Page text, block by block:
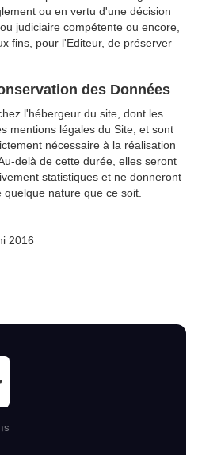
ou en vertu d'une décision
judiciaire compétente ou encore,
fins, pour l'Editeur, de préserver
des Données
l'hébergeur du site, dont les
mentions légales du Site, et sont
nécessaire à la réalisation
delà de cette durée, elles seront
statistiques et ne donneront
nature que ce soit.
2016